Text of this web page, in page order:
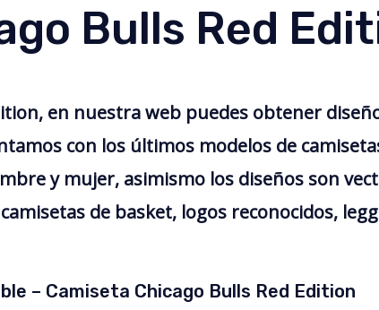
Bulls Red
en nuestra web puedes obtener
con los últimos modelos de
y mujer, asimismo los diseños son
de basket, logos reconocidos,
– Camiseta Chicago Bulls Red Edition